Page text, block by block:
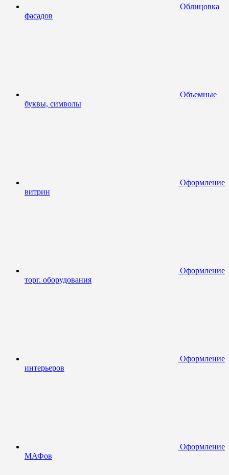
Облицовка
фасадов
Объемные
буквы, символы
Оформление
витрин
Оформление
торг. оборудования
Оформление
интерьеров
Оформление
МАФов